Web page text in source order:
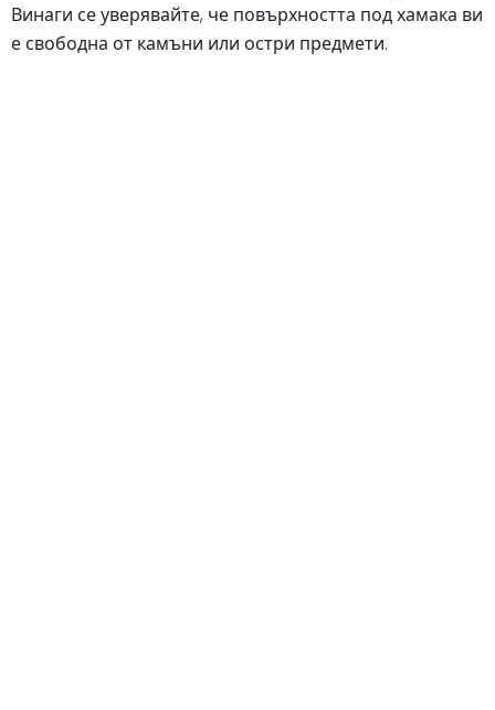
Винаги се уверявайте, че повърхността под хамака ви
е свободна от камъни или остри предмети.